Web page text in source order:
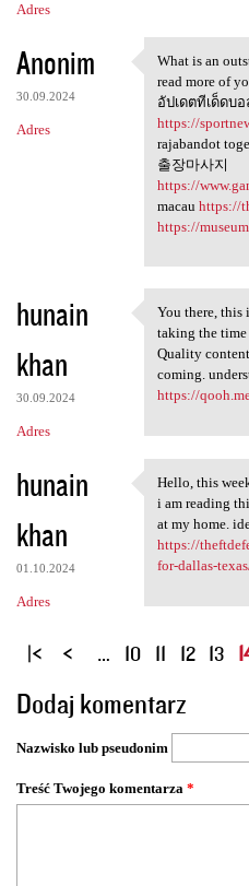
Adres
Anonim
30.09.2024
Adres
What is an
What is an
read more of
อัปเดตทีเด็ดบ
https://
rajabandot
출장마사지
https://
macau https://
https://
hunain
khan
30.09.2024
Adres
You there,
You there, this
taking the
Quality
coming.
https://
hunain
khan
01.10.2024
Adres
Hello, this
Hello, this
i am reading
at my home.
https://
for-dallas-
S
r
o
n
y
… 10 11 12 13
Dodaj komentarz
Nazwisko lub pseudonim
Treść Twojego komentarza *